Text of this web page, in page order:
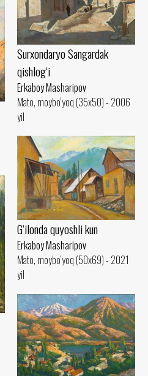
Surxondaryo Sangardak
qishlog‘i
Erkaboy Masharipov
Mato, moybo‘yoq (35x50) - 2006
yil
G‘ilonda quyoshli kun
Erkaboy Masharipov
Mato, moybo‘yoq (50x69) - 2021
yil